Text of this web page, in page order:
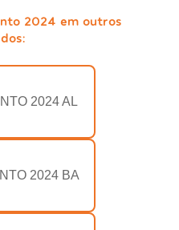
2024 em outros
2024 AL
2024 BA